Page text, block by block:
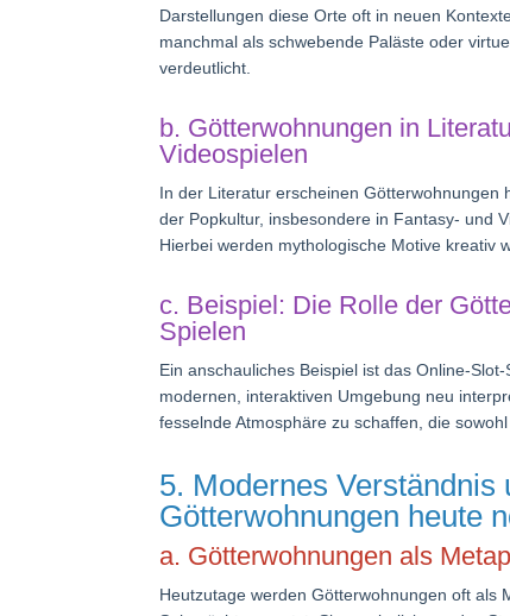
Darstellungen diese Orte oft in neuen
manchmal als schwebende Paläste oder
verdeutlicht.
b. Götterwohnungen in
Videospielen
In der Literatur erscheinen Götterwohnungen
der Popkultur, insbesondere in Fantasy- und
Hierbei werden mythologische Motive kreativ
c. Beispiel: Die Rolle der
Spielen
Ein anschauliches Beispiel ist das Online-
modernen, interaktiven Umgebung neu
fesselnde Atmosphäre zu schaffen, die
5. Modernes
Götterwohnungen heute
a. Götterwohnungen als
Heutzutage werden Götterwohnungen oft als